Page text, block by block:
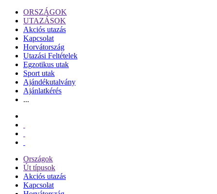
ORSZÁGOK
UTAZÁSOK
Akciós utazás
Kapcsolat
Horvátország
Utazási Feltételek
Egzotikus utak
Sport utak
Ajándékutalvány
Ajánlatkérés
...
Országok
Út típusok
Akciós utazás
Kapcsolat